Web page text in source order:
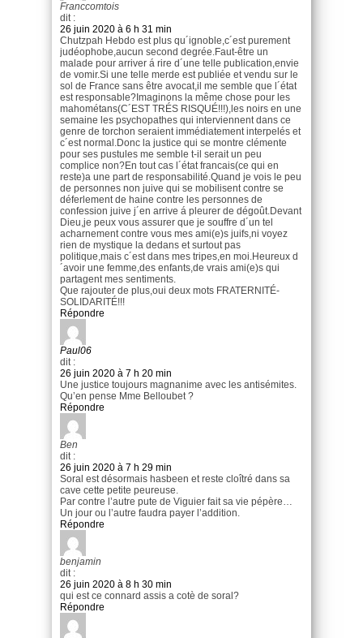
Franccomtois
dit :
26 juin 2020 à 6 h 31 min
Chutzpah Hebdo est plus qu´ignoble,c´est purement
judéophobe,aucun second degrée.Faut-être un
malade pour arriver á rire d´une telle publication,envie
de vomir.Si une telle merde est publiée et vendu sur le
sol de France sans être avocat,il me semble que l´état
est responsable?Imaginons la même chose pour les
mahométans(C´EST TRÉS RISQUÉ!!!),les noirs en une
semaine les psychopathes qui interviennent dans ce
genre de torchon seraient immédiatement interpelés et
c´est normal.Donc la justice qui se montre clémente
pour ses pustules me semble t-il serait un peu
complice non?En tout cas l´état francais(ce qui en
reste)a une part de responsabilité.Quand je vois le peu
de personnes non juive qui se mobilisent contre se
déferlement de haine contre les personnes de
confession juive j´en arrive á pleurer de dégoût.Devant
Dieu,je peux vous assurer que je souffre d´un tel
acharnement contre vous mes ami(e)s juifs,ni voyez
rien de mystique la dedans et surtout pas
politique,mais c´est dans mes tripes,en moi.Heureux d
´avoir une femme,des enfants,de vrais ami(e)s qui
partagent mes sentiments.
Que rajouter de plus,oui deux mots FRATERNITÉ-
SOLIDARITÉ!!!
Répondre
Paul06
dit :
26 juin 2020 à 7 h 20 min
Une justice toujours magnanime avec les antisémites.
Qu’en pense Mme Belloubet ?
Répondre
Ben
dit :
26 juin 2020 à 7 h 29 min
Soral est désormais hasbeen et reste cloîtré dans sa
cave cette petite peureuse.
Par contre l’autre pute de Viguier fait sa vie pépère…
Un jour ou l’autre faudra payer l’addition.
Répondre
benjamin
dit :
26 juin 2020 à 8 h 30 min
qui est ce connard assis a cotè de soral?
Répondre